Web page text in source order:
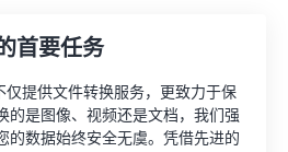
首要任务
仅提供文件转换服务，更致力于保
的是图像、视频还是文档，我们强
的数据始终安全无虞。凭借先进的